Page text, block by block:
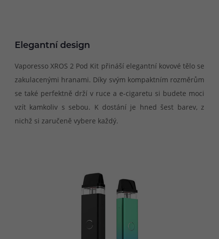
Elegantní design
Vaporesso XROS 2 Pod Kit přináší elegantní kovové tělo se
zakulacenými hranami. Díky svým kompaktním rozměrům
se také perfektně drží v ruce a e-cigaretu si budete moci
vzít kamkoliv s sebou. K dostání je hned šest barev, z
nichž si zaručeně vybere každý.